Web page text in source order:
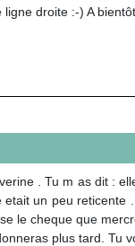
droite :-) A
. Tu m as dit :
un peu
cheque que
plus tard. Tu